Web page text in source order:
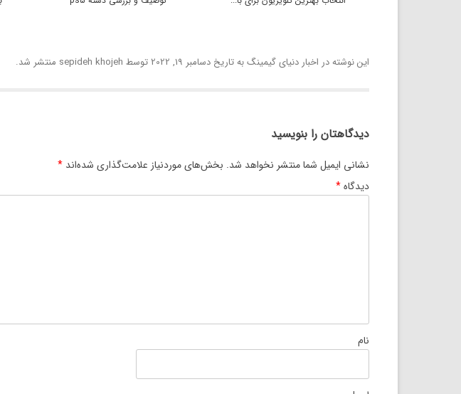
این نوشته در اخبار دنیای گیمینگبه تاریخ دسامبر 19, 2022 توسط sepideh khojeh منتشر شد.
دیدگاهتان را بنویسید
نشانی ایمیل شما منتشر نخواهد شد. بخش‌های موردنیاز علامت‌گذاری شده‌اند *
دیدگاه*
نام